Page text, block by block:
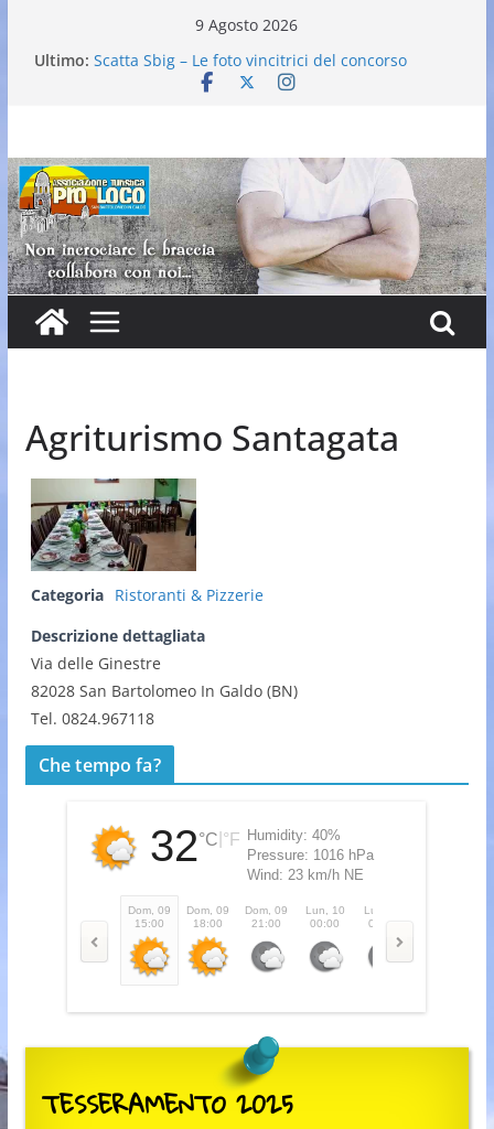
9 Agosto 2026
Ultimo: Scatta Sbig – Le foto vincitrici del concorso
25° Gran Carnevale
Enogastronomico
Agriturismo Santagata
Categoria Ristoranti & Pizzerie
Descrizione dettagliata
Via delle Ginestre
82028 San Bartolomeo In Galdo (BN)
Tel. 0824.967118
Che tempo fa?
32°C °F Humidity: 40%
Pressure: 1016 hPa
Wind: 23 km/h NE
Dom, 09
15:00
Dom, 09
18:00
Dom, 09
21:00
Lun, 10
00:00
Lun, 10
03:00
TESSERAMENTO 2025